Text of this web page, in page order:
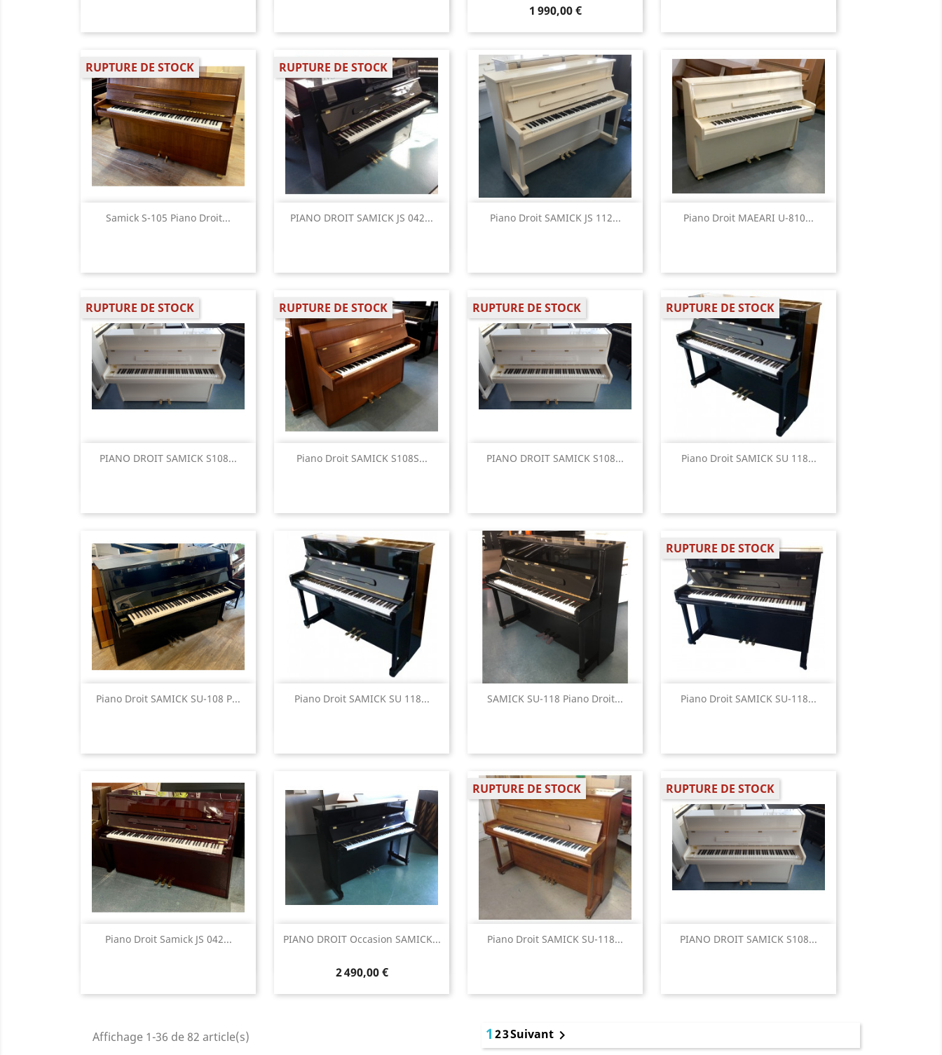
1 990,00 €
Samick S-105 Piano Droit...
RUPTURE DE STOCK
Aperçu rapide PIANO DROIT SAMICK JS 042...
RUPTURE DE STOCK
Aperçu rapide Piano Droit SAMICK JS 112...
Aperçu rapide Piano Droit MAEARI U-810...
Aperçu rapide
PIANO DROIT SAMICK S108...
RUPTURE DE STOCK
Aperçu rapide Piano Droit SAMICK S108S...
RUPTURE DE STOCK
Aperçu rapide PIANO DROIT SAMICK S108...
RUPTURE DE STOCK
Aperçu rapide Piano Droit SAMICK SU 118...
RUPTURE DE STOCK
Aperçu rapide
Piano Droit SAMICK SU-108 P...
Aperçu rapide Piano Droit SAMICK SU 118...
Aperçu rapide SAMICK SU-118 Piano Droit...
Aperçu rapide Piano Droit SAMICK SU-118...
RUPTURE DE STOCK
Aperçu rapide
Piano Droit Samick JS 042...
Aperçu rapide PIANO DROIT Occasion SAMICK...
2 490,00 €
Aperçu rapide Piano Droit SAMICK SU-118...
RUPTURE DE STOCK
Aperçu rapide PIANO DROIT SAMICK S108...
RUPTURE DE STOCK
Aperçu rapide
Affichage 1-36 de 82 article(s) 1 23Suivant